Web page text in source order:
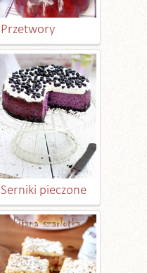
Przetwory
Serniki pieczone